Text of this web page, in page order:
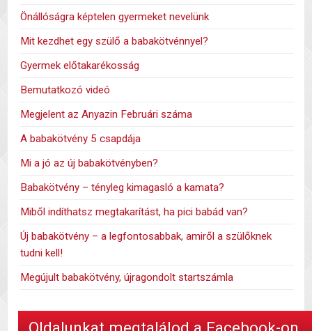
Önállóságra képtelen gyermeket nevelünk
Mit kezdhet egy szülő a babakötvénnyel?
Gyermek előtakarékosság
Bemutatkozó videó
Megjelent az Anyazin Februári száma
A babakötvény 5 csapdája
Mi a jó az új babakötvényben?
Babakötvény – tényleg kimagasló a kamata?
Miből indíthatsz megtakarítást, ha pici babád van?
Új babakötvény – a legfontosabbak, amiről a szülőknek
tudni kell!
Megújult babakötvény, újragondolt startszámla
Oldalunkat megtalálod a Facebook-on